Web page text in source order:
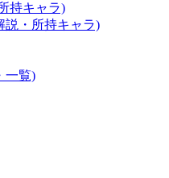
持キャラ)
説・所持キャラ)
一覧)